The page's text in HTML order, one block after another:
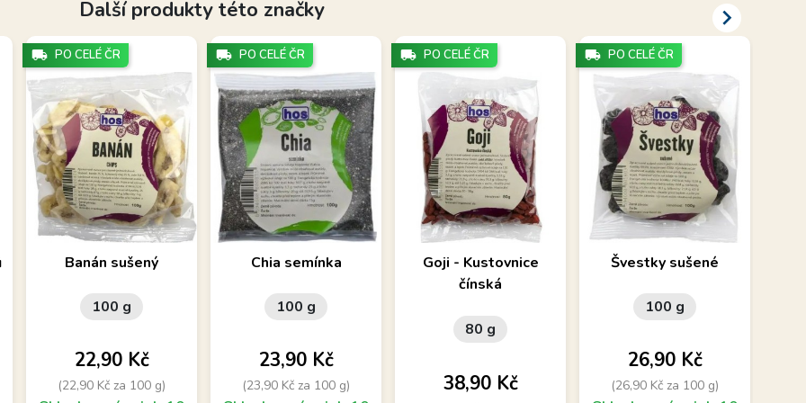
Další produkty této značky
Proslazené jednodruhové
Banán sušený
100 g
Cena
22,90 Kč
(22,90 Kč za 100 g)
local_shipping PO CELÉ ČR
Jedná se o drobná semínka
Chia semínka
100 g
Cena
23,90 Kč
(23,90 Kč za 100 g)
local_shipping PO CELÉ ČR
Zpracované jednodruhové
ovoce – Goji
Goji - Kustovnice
čínská
80 g
Cena
38,90 Kč
local_shipping PO CELÉ ČR
Sušené jednodruhové
Švestky sušené
100 g
Cena
26,90 Kč
(26,90 Kč za 100 g)
local_shipping PO CELÉ ČR
